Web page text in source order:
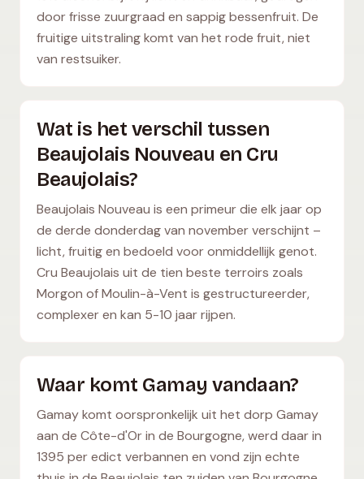
door frisse zuurgraad en sappig bessenfruit. De
fruitige uitstraling komt van het rode fruit, niet
van restsuiker.
Wat is het verschil tussen
Beaujolais Nouveau en Cru
Beaujolais?
Beaujolais Nouveau is een primeur die elk jaar op
de derde donderdag van november verschijnt –
licht, fruitig en bedoeld voor onmiddellijk genot.
Cru Beaujolais uit de tien beste terroirs zoals
Morgon of Moulin-à-Vent is gestructureerder,
complexer en kan 5-10 jaar rijpen.
Waar komt Gamay vandaan?
Gamay komt oorspronkelijk uit het dorp Gamay
aan de Côte-d'Or in de Bourgogne, werd daar in
1395 per edict verbannen en vond zijn echte